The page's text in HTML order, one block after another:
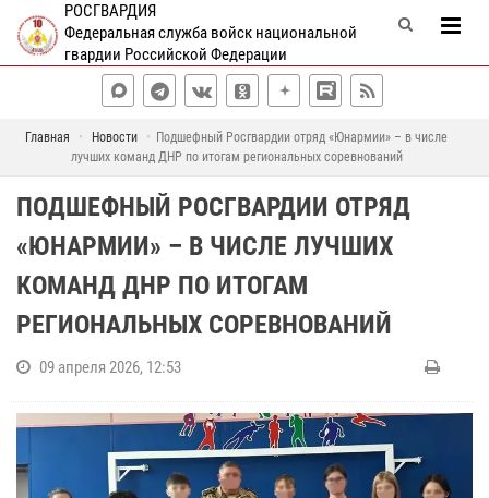
РОСГВАРДИЯ
Федеральная служба войск национальной
гвардии Российской Федерации
Главная Новости
Подшефный Росгвардии отряд «Юнармии» – в числе
лучших команд ДНР по итогам региональных соревнований
ПОДШЕФНЫЙ РОСГВАРДИИ ОТРЯД
«ЮНАРМИИ» – В ЧИСЛЕ ЛУЧШИХ
КОМАНД ДНР ПО ИТОГАМ
РЕГИОНАЛЬНЫХ СОРЕВНОВАНИЙ
09 апреля 2026, 12:53